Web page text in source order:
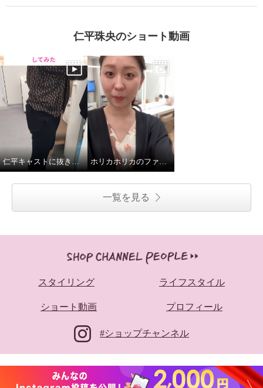
仁平珠央のショート動画
仁平キャストに抜き打ちロッカーチェック
一覧を見る
スタイリング ライフスタイル
ショート動画 プロフィール
#ショップチャンネル